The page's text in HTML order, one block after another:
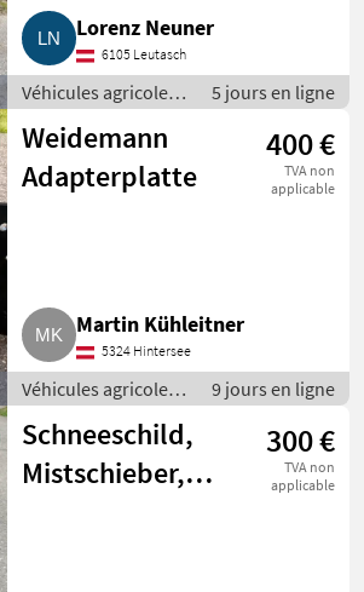
Lorenz Neuner
6105 Leutasch
Véhicules agricoles
à moteur /
Chargeurs de ferme
5 jours en ligne
Weidemann
Adapterplatte
400 €
TVA non
applicable
Martin Kühleitner
5324 Hintersee
Véhicules agricoles
à moteur /
Chargeurs de ferme
9 jours en ligne
Schneeschild,
Mistschieber,
300 €
TVA non
applicable